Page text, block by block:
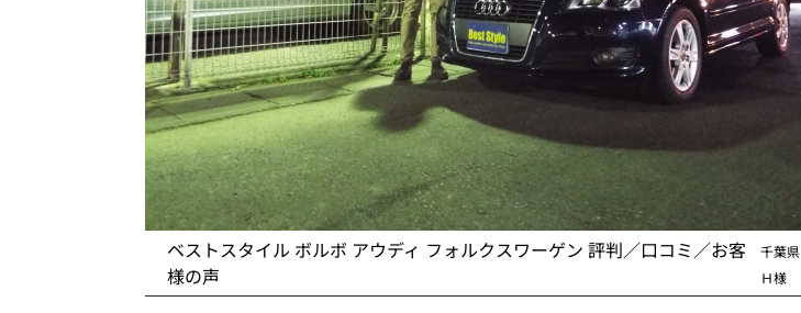
ベストスタイル ボルボ アウディ フォルクスワーゲン 評判／口コミ／お客
様の声
千葉県
Ｈ様